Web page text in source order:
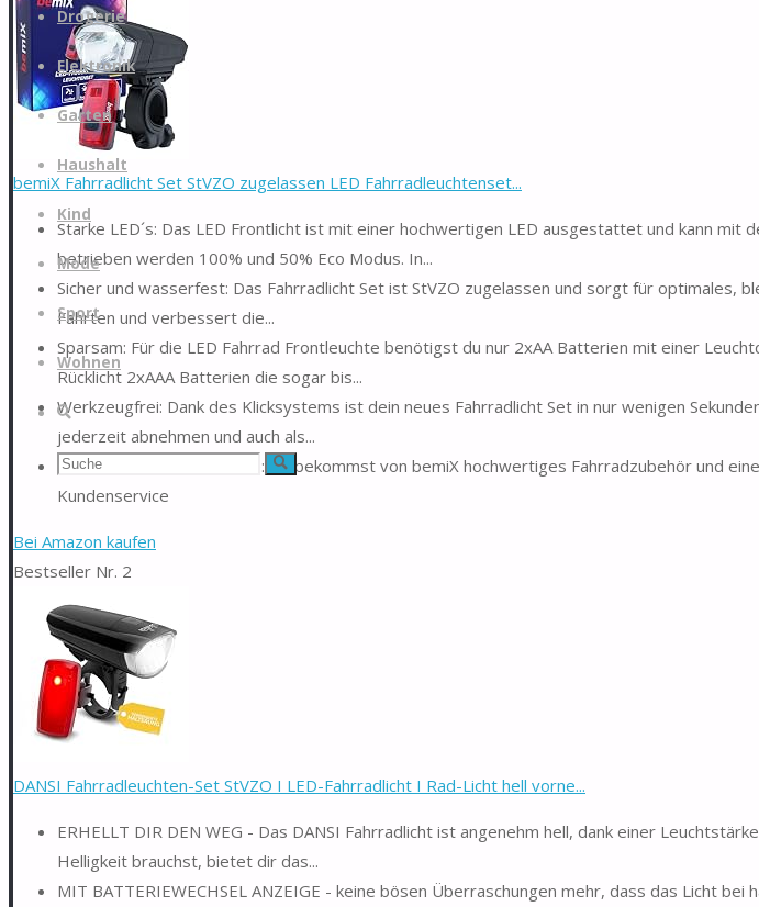
springenDrogerie
Elektronik
Garten
Haushalt
Kind
Mode
Sport
Wohnen
Suche
Suchen Suche
bemiX Fahrradlicht Set StVZO zugelassen LED Fahrradleuchtenset...
Starke LED´s: Das LED Frontlicht ist mit einer hochwertigen LED ausgestattet und kann mit
betrieben werden 100% und 50% Eco Modus. In...
Sicher und wasserfest: Das Fahrradlicht Set ist StVZO zugelassen und sorgt für optimales,
Fahrten und verbessert die...
Sparsam: Für die LED Fahrrad Frontleuchte benötigst du nur 2xAA Batterien mit einer
Rücklicht 2xAAA Batterien die sogar bis...
Werkzeugfrei: Dank des Klicksystems ist dein neues Fahrradlicht Set in nur wenigen
jederzeit abnehmen und auch als...
Kundenorientierter Service: Du bekommst von bemiX hochwertiges Fahrradzubehör und
Kundenservice
Bei Amazon kaufen
Bestseller Nr. 2
DANSI Fahrradleuchten-Set StVZO I LED-Fahrradlicht I Rad-Licht hell vorne...
ERHELLT DIR DEN WEG - Das DANSI Fahrradlicht ist angenehm hell, dank einer
Helligkeit brauchst, bietet dir das...
MIT BATTERIEWECHSEL ANZEIGE - keine bösen Überraschungen mehr, dass das Licht